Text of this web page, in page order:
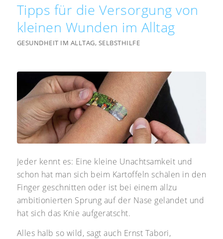
Tipps für die Versorgung von
kleinen Wunden im Alltag
GESUNDHEIT IM ALLTAG, SELBSTHILFE
Jeder kennt es: Eine kleine Unachtsamkeit und
schon hat man sich beim Kartoffeln schälen in den
Finger geschnitten oder ist bei einem allzu
ambitionierten Sprung auf der Nase gelandet und
hat sich das Knie aufgeratscht.
Alles halb so wild, sagt auch Ernst Tabori,